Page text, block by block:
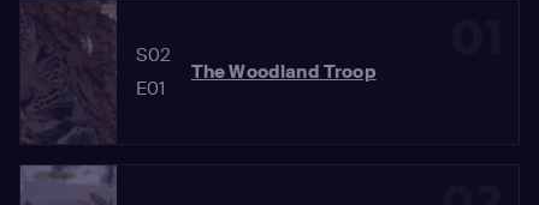
S02
E01
The Woodland Troop